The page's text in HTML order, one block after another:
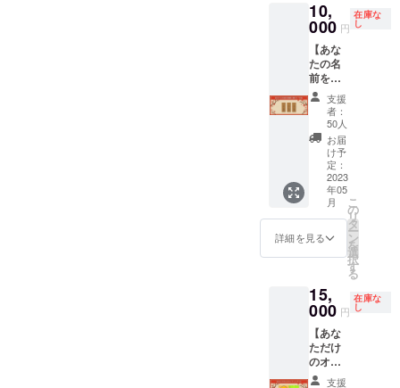
まった
鳥羽市
が一泊
では物
足りな
い！と
いう方
向け。
※有効期
限2024
年8月31
日まで
※事前予
約は必
須とな
りま
す。専
程調整
を連絡
を取り
合う形
になり
ます。
※メール
業名）
を刻ん
で一緒
に活動
させて
頂きま
す！！
（2年
間） 現
実世界
で僕が
着用し
ている
エプロ
ンとイ
ラスト
アイコ
プロン
に掲載
しま
す。 そ
のエプ
ロンを
着用し
10,
000 円
在庫な
し
【あな
たの名
前を旅
館に飾
ろう！
木札
10,000
円（限
定50
組）】
旅館内
キッチ
ンの壁
にあな
たの名
前（ま
業名）
の入っ
た木札
を設置
しま
す。お
名前
支援
者：
50人
お届
け予
定：
2023
年05
月
詳細を見る
こ
の
リ
タ
ー
ン
を
選
択
す
る
15,
000 円
在庫な
し
【あな
ただけ
のオリ
ジナル
支援